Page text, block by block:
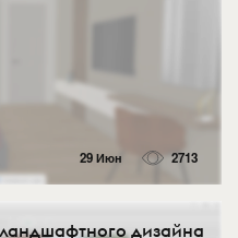
29 Июн 2713
дизайна